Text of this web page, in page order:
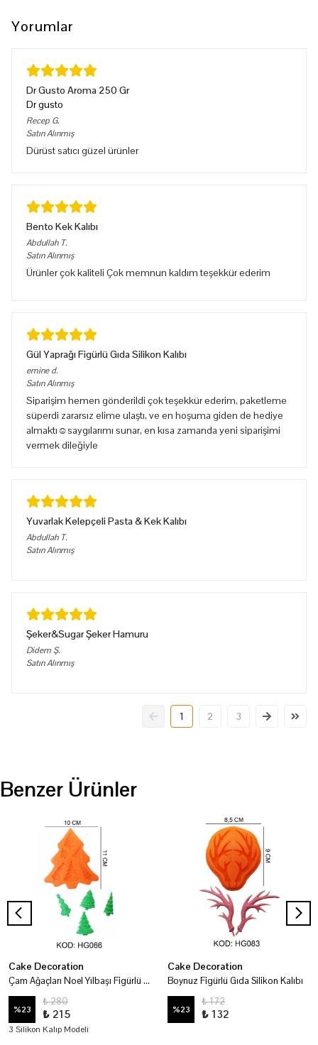
Yorumlar
Dr Gusto Aroma 250 Gr
Dr gusto
Recep G.
Satın Alınmış
Dürüst satıcı güzel ürünler
Bento Kek Kalıbı
Abdullah T.
Satın Alınmış
Ürünler çok kaliteli Çok memnun kaldım teşekkür ederim
Gül Yaprağı Figürlü Gıda Silikon Kalıbı
emine d.
Satın Alınmış
Siparişim hemen gönderildi çok teşekkür ederim, paketleme
süperdi zararsız elime ulaştı, ve en hoşuma giden de hediye
almaktı☺️saygılarımı sunar, en kısa zamanda yeni siparişimi
vermek dileğiyle
Yuvarlak Kelepçeli Pasta & Kek Kalıbı
Abdullah T.
Satın Alınmış
Şeker&Sugar Şeker Hamuru
Didem Ş.
Satın Alınmış
1 2 3
Benzer Ürünler
Cake Decoration
Çam Ağaçları Noel Yılbaşı Figürlü Gıda Silikon Kalıbı
%23
₺ 280
₺ 215
3 Silikon Kalıp Modeli
Cake Decoration
Boynuz Figürlü Gıda Silikon Kalıbı
%23
₺ 172
₺ 132